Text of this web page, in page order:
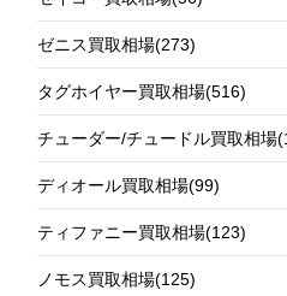
ゼニス買取相場(273)
タグホイヤー買取相場(516)
チューダー/チュードル買取相場
ディオール買取相場(99)
ティファニー買取相場(123)
ノモス買取相場(125)